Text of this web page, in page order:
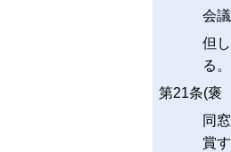
会
但
る。
第21条(
同
賞